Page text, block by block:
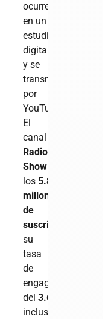
ocurre
en un
estudio
digital
y se
transmite
por
YouTube.
El
canal
Radio
Show
los 5.8
millones
de
suscriptores
su
tasa
de
engagement
del3.6%
incluso